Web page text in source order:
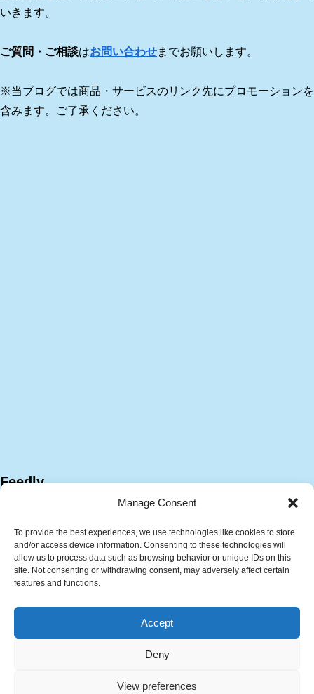
Manage Consent
To provide the best experiences, we use technologies like cookies to store
and/or access device information. Consenting to these technologies will
allow us to process data such as browsing behavior or unique IDs on this
site. Not consenting or withdrawing consent, may adversely affect certain
features and functions.
Accept
Deny
View preferences
いきます。
ご質問・ご相談はお問い合わせまでお願いします。
※当ブログでは商品・サービスのリンク先にプロモーションを
含みます。ご了承ください。
Feedly
技術・キャリア相談サービス